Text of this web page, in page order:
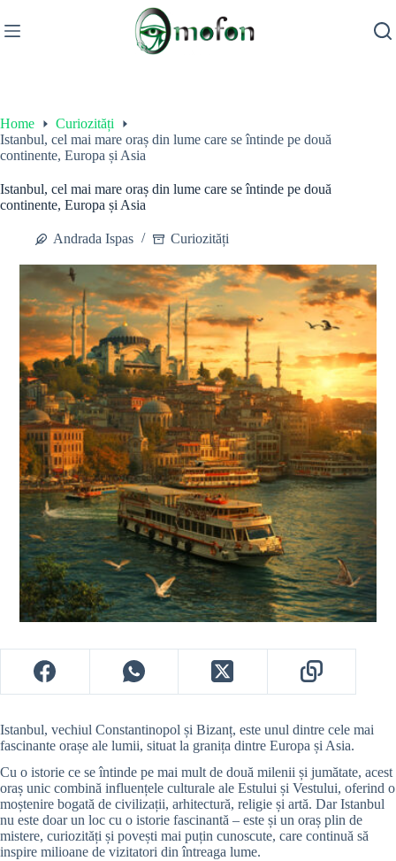
to
content
Home
Curiozități
Istanbul, cel mai mare oraș din lume care se întinde pe două
continente, Europa și Asia
Istanbul, cel mai mare oraș din lume care se întinde pe două
continente, Europa și Asia
Andrada Ispas Curiozități
Istanbul, vechiul Constantinopol și Bizanț, este unul dintre cele mai
fascinante orașe ale lumii, situat la granița dintre Europa și Asia.
Cu o istorie ce se întinde pe mai mult de două milenii și jumătate, acest
oraș unic combină influențele culturale ale Estului și Vestului, oferind o
moștenire bogată de civilizații, arhitectură, religie și artă. Dar Istanbul
nu este doar un loc cu o istorie fascinantă – este și un oraș plin de
mistere, curiozități și povești mai puțin cunoscute, care continuă să
inspire milioane de vizitatori din întreaga lume.